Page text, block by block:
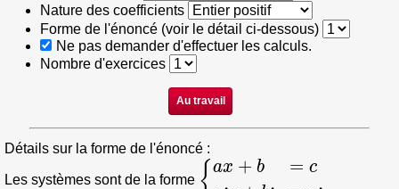
Nature des coefficients
Forme de l'énoncé (voir le détail ci-dessous)
Ne pas demander d'effectuer les calculs.
Nombre d'exercices
Détails sur la forme de l'énoncé :
Les systèmes sont de la forme
ax+ b= ca +b =c